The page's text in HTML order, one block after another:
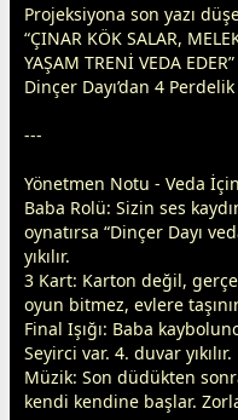
Projeksiyona son yazı
“ÇINAR KÖK SALAR,
YAŞAM TRENİ VEDA EDER”
Dinçer Dayı’dan 4
---
Yönetmen Notu - Veda
Baba Rolü: Sizin ses
oynatırsa “Dinçer Dayı
yıkılır.
3 Kart: Karton değil,
oyun bitmez, evlere
Final Işığı: Baba
Seyirci var. 4. duvar yıkılır.
Müzik: Son düdükten
kendi kendine başlar.